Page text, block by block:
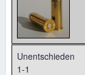
Unentschieden
1-1